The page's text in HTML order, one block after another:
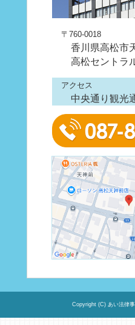
〒760-0018
香川県高松市
高松セントラ
アクセス
中央通り観光
Copyright (C) あい法律